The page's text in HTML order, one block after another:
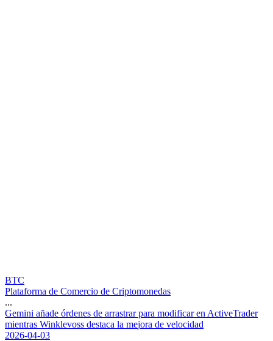
BTC
Plataforma de Comercio de Criptomonedas
...
Gemini añade órdenes de arrastrar para modificar en ActiveTrader
mientras Winklevoss destaca la mejora de velocidad
2026-04-03